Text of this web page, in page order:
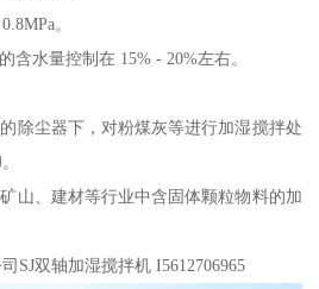
。
水量控制在 15% - 20%左右。
除尘器下，对粉煤灰等进行加湿搅拌处
山、建材等行业中含固体颗粒物料的加
SJ双轴加湿搅拌机 I5612706965